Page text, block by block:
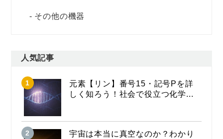
その他の機器
人気記事
元素【リン】番号15・記号Pを詳
しく知ろう！社会で役立つ化学...
宇宙は本当に真空なのか？わかり